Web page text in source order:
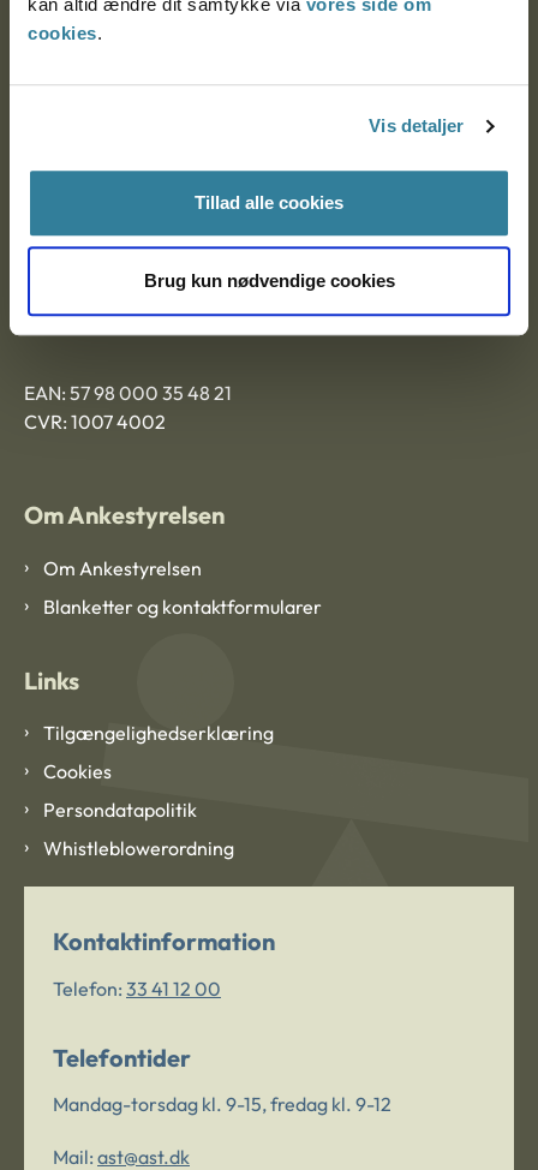
cookies.
Vis detaljer
Tillad alle cookies
Brug kun nødvendige cookies
Ankestyrelsen
Ankestyrelsen Aalborg
EAN: 57 98 000 35 48 21
CVR: 1007 4002
Om Ankestyrelsen
Om Ankestyrelsen
Blanketter og kontaktformularer
Links
Tilgængelighedserklæring
Cookies
Persondatapolitik
Whistleblowerordning
Kontaktinformation
Telefon: 33 41 12 00
Telefontider
Mandag-torsdag kl. 9-15, fredag kl. 9-12
Mail: ast@ast.dk